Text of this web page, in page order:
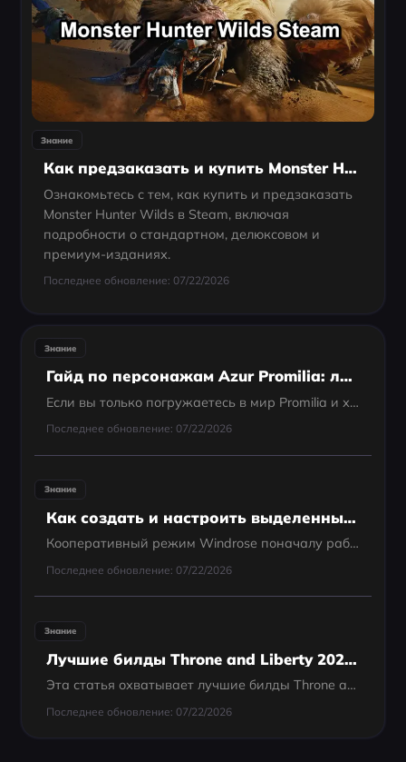
Знание
Как предзаказать и купить Monster Hunter Wilds в Steam
Ознакомьтесь с тем, как купить и предзаказать
Monster Hunter Wilds в Steam, включая
подробности о стандартном, делюксовом и
премиум-изданиях.
Последнее обновление: 07/22/2026
Знание
Гайд по персонажам Azur Promilia: лучшие играбельные герои для новичков
Если вы только погружаетесь в мир Promilia и хотите начать без лишних трудностей, лучшая команда для новичков должна сочетать простой урон и надежную поддержку.
Последнее обновление: 07/22/2026
Знание
Как создать и настроить выделенный сервер Windrose
Кооперативный режим Windrose поначалу работает нормально, но как только начинаются скачки лагов или соединение хоста становится нестабильным, игровой процесс может ощущаться неустойчивым. Обычно именно в этот момент игроки начинают замечать, насколько...
Последнее обновление: 07/22/2026
Знание
Лучшие билды Throne and Liberty 2025: Полное руководство для любого стиля игры
Эта статья охватывает лучшие билды Throne and Liberty 2025 — от оружия и сборок персонажей до гибридных вариантов и советов по более плавному геймплею.
Последнее обновление: 07/22/2026